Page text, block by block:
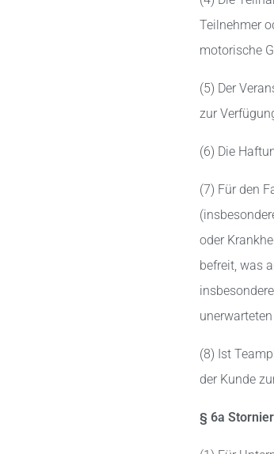
Teilnehmer
motorische
(5) Der
zur
(6) Die
(7) Für den
oder
befreit, was
(8) Ist
der Kunde
§ 6a